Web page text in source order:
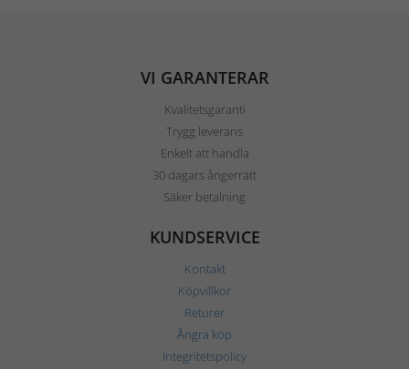
VI GARANTERAR
Kvalitetsgaranti
Trygg leverans
Enkelt att handla
30 dagars ångerrätt
Säker betalning
KUNDSERVICE
Kontakt
Köpvillkor
Returer
Ångra köp
Integritetspolicy